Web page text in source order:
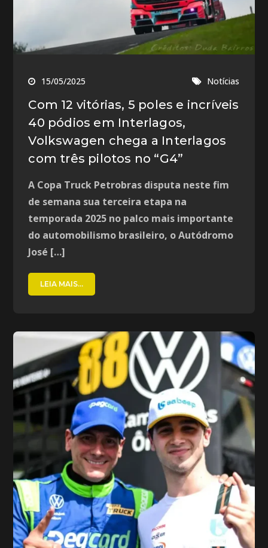
15/05/2025 Notícias
Com 12 vitórias, 5 poles e incríveis
40 pódios em Interlagos,
Volkswagen chega a Interlagos
com três pilotos no “G4”
A Copa Truck Petrobras disputa neste fim
de semana sua terceira etapa na
temporada 2025 no palco mais importante
do automobilismo brasileiro, o Autódromo
José […]
LEIA MAIS...